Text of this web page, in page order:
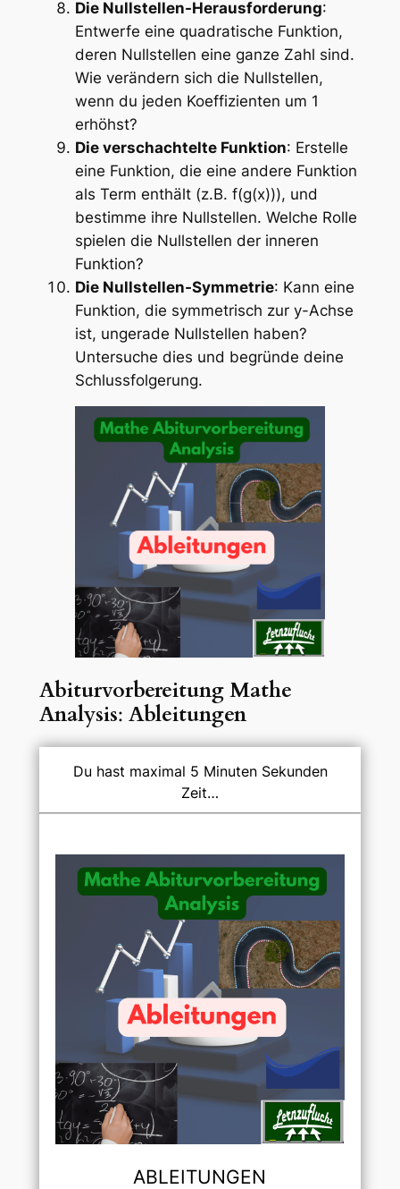
Die Nullstellen-Herausforderung:
Entwerfe eine quadratische Funktion,
deren Nullstellen eine ganze Zahl sind.
Wie verändern sich die Nullstellen,
wenn du jeden Koeffizienten um 1
erhöhst?
Die verschachtelte Funktion: Erstelle
eine Funktion, die eine andere Funktion
als Term enthält (z.B. f(g(x))), und
bestimme ihre Nullstellen. Welche Rolle
spielen die Nullstellen der inneren
Funktion?
Die Nullstellen-Symmetrie: Kann eine
Funktion, die symmetrisch zur y-Achse
ist, ungerade Nullstellen haben?
Untersuche dies und begründe deine
Schlussfolgerung.
Abiturvorbereitung Mathe
Analysis: Ableitungen
Du hast maximal 5 Minuten Sekunden
Zeit…
ABLEITUNGEN